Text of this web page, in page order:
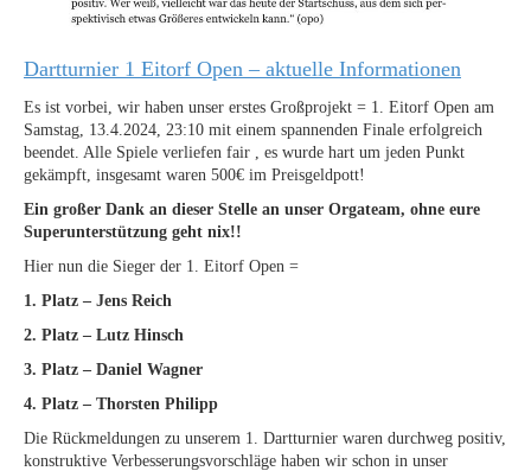
Dartturnier 1 Eitorf Open – aktuelle Informationen
Es ist vorbei, wir haben unser erstes Großprojekt = 1. Eitorf Open am
Samstag, 13.4.2024, 23:10 mit einem spannenden Finale erfolgreich
beendet. Alle Spiele verliefen fair , es wurde hart um jeden Punkt
gekämpft, insgesamt waren 500€ im Preisgeldpott!
Ein großer Dank an dieser Stelle an unser Orgateam, ohne eure
Superunterstützung geht nix!!
Hier nun die Sieger der 1. Eitorf Open =
1. Platz – Jens Reich
2. Platz – Lutz Hinsch
3. Platz – Daniel Wagner
4. Platz – Thorsten Philipp
Die Rückmeldungen zu unserem 1. Dartturnier waren durchweg positiv,
konstruktive Verbesserungsvorschläge haben wir schon in unser